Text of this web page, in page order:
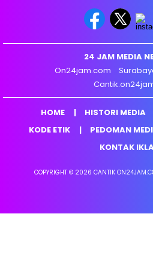
24 JAM MEDIA
On24jam.com
HOME HISTORI MEDIA
KODE ETIK
PEDOMAN
KONTAK
COPYRIGHT © 2026 CANTIK